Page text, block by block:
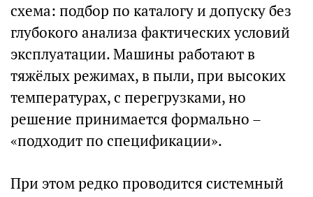
схема: подбор по каталогу и допуску без
глубокого анализа фактических условий
эксплуатации. Машины работают в
тяжёлых режимах, в пыли, при высоких
температурах, с перегрузками, но
решение принимается формально –
«подходит по спецификации».
При этом редко проводится системный